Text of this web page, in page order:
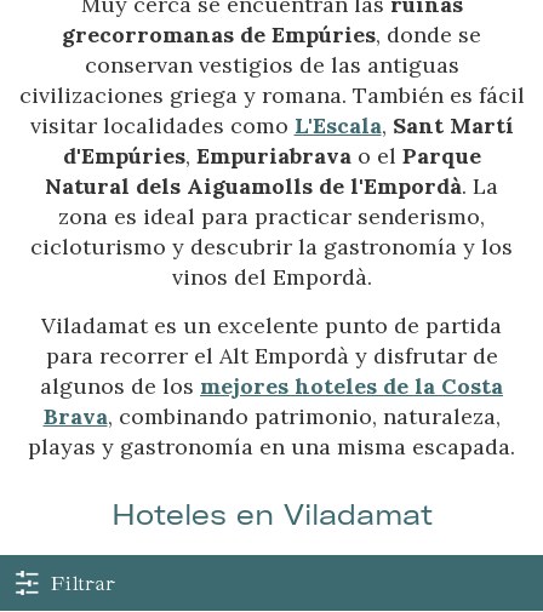
grecorromanas de Empúries, donde se
conservan vestigios de las antiguas
civilizaciones griega y romana. También es fácil
visitar localidades como L'Escala, Sant Martí
d'Empúries, Empuriabravao el Parque
Natural dels Aiguamolls de l'Empordà. La
zona es ideal para practicar senderismo,
cicloturismo y descubrir la gastronomía y los
vinos del Empordà.
Viladamat es un excelente punto de partida
para recorrer el Alt Empordà y disfrutar de
algunos de los mejores hoteles de la Costa
Brava, combinando patrimonio, naturaleza,
playas y gastronomía en una misma escapada.
Hoteles en Viladamat
Filtrar